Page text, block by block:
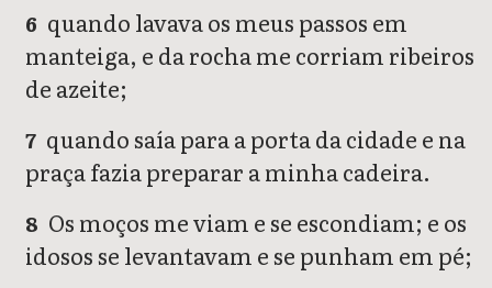
6 quando lavava os meus passos em
manteiga, e da rocha me corriam ribeiros
de azeite;
7 quando saía para a porta da cidade e na
praça fazia preparar a minha cadeira.
8 Os moços me viam e se escondiam; e os
idosos se levantavam e se punham em pé;